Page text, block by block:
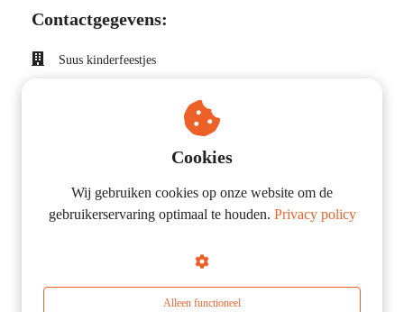
Contactgegevens:
Suus kinderfeestjes
Middenbeemster
info@suuskinderfeestjes.nl
KvK nummer: 37160009
Volg je ons al op social media?
Cookies
Wij gebruiken cookies op onze website om de
gebruikerservaring optimaal te houden. Privacy policy
Alleen functioneel